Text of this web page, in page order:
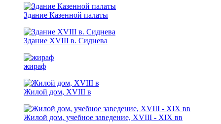
Здание Казенной палаты
Здание XVIII в. Сиднева
жираф
Жилой дом, ХVIII в
Жилой дом, учебное заведение, XVIII - XIХ вв